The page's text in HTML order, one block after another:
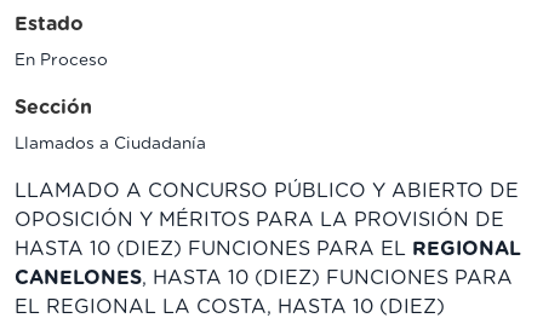
Estado
En Proceso
Sección
Llamados a Ciudadanía
LLAMADO A CONCURSO PÚBLICO Y ABIERTO DE
OPOSICIÓN Y MÉRITOS PARA LA PROVISIÓN DE
HASTA 10 (DIEZ) FUNCIONES PARA EL REGIONAL
CANELONES, HASTA 10 (DIEZ) FUNCIONES PARA
EL REGIONAL LA COSTA, HASTA 10 (DIEZ)